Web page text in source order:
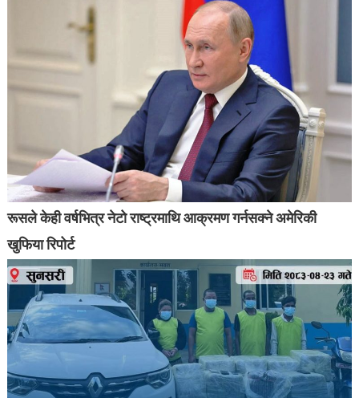
रूसले केही वर्षभित्र नेटो राष्ट्रमाथि आक्रमण गर्नसक्ने अमेरिकी
खुफिया रिपोर्ट